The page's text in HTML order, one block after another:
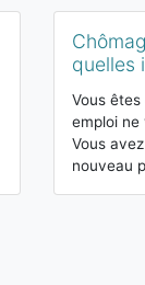
quelles
Vous
emploi ne
Vous
nouveau